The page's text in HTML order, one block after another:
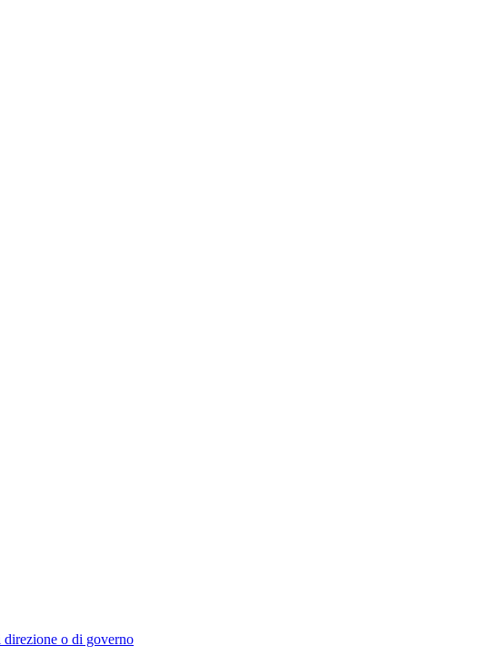
o di governo